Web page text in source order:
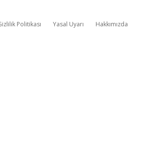
Politikası Yasal Uyarı Hakkımızda